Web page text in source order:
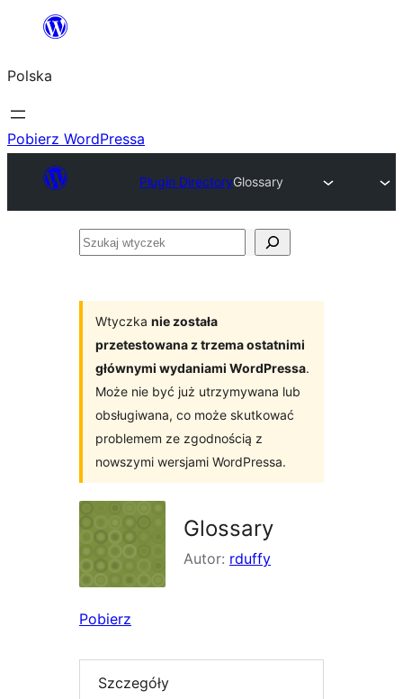
Przejdź
treści
Polska
Pobierz WordPressa
Plugin DirectoryGlossary
Szukaj
Wtyczka nie została
przetestowana z trzema ostatnimi
głównymi wydaniami WordPressa.
Może nie być już utrzymywana lub
obsługiwana, co może skutkować
problemem ze zgodnością z
nowszymi wersjami WordPressa.
Glossary
Autor: rduffy
Pobierz
Szczegóły